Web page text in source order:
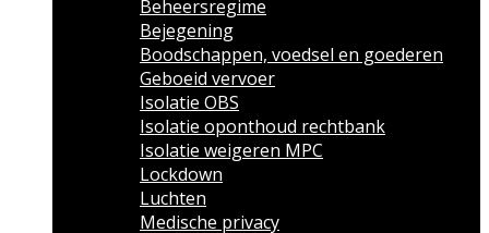
Beheersregime
Bejegening
Boodschappen, voedsel en goederen
Geboeid vervoer
Isolatie OBS
Isolatie oponthoud rechtbank
Isolatie weigeren MPC
Lockdown
Luchten
Medische privacy